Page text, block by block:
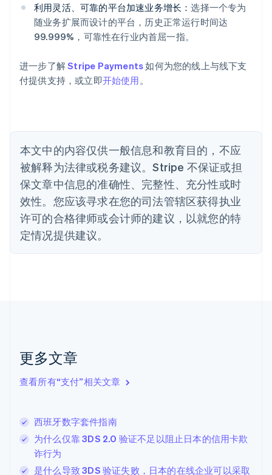
利用灵活、可靠的平台加速业务增长：选择一个专为
随业务扩展而设计的平台，历史正常运行时间达
99.999%，可靠性在行业内首屈一指。
进一步了解Stripe Payments如何为您的线上与线下支
付提供支持，或立即开始使用 。
本文中的内容仅供一般信息和教育目的，不应
被解释为法律或税务建议。Stripe 不保证或担
保文章中信息的准确性、完整性、充分性或时
效性。您应该寻求在您的司法管辖区获得执业
许可的合格律师或会计师的建议，以就您的特
定情况提供建议。
更多文章
查看所有“支付”相关文章
西班牙数字套件指南
为什么仅靠 3DS 2.0 验证不足以阻止日本的信用卡欺
诈行为
是什么导致 3DS 验证失败，日本的在线企业可以采取
爱沙尼亚
English
奥地利
Deutsch English
English
巴西
比利时
波兰
English
丹麦
English
德国
Deutsch English
法国
FrançaisEnglish
芬兰
克罗地亚
EnglishItaliano
拉脱维亚
English
列支敦士登
DeutschEnglish
卢森堡
Français